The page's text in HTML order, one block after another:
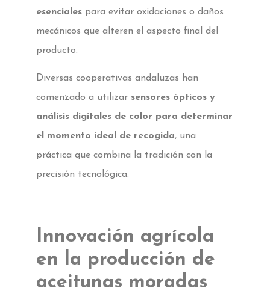
esenciales para evitar oxidaciones o daños
mecánicos que alteren el aspecto final del
producto.
Diversas cooperativas andaluzas han
comenzado a utilizar sensores ópticos y
análisis digitales de color para determinar
el momento ideal de recogida, una
práctica que combina la tradición con la
precisión tecnológica.
Innovación agrícola
en la producción de
aceitunas moradas